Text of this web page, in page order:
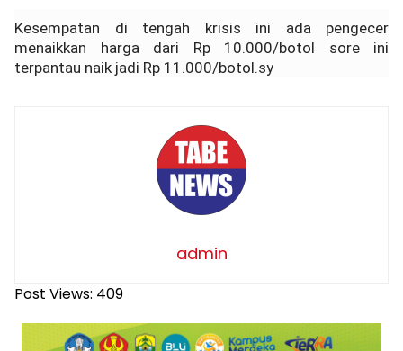
Kesempatan di tengah krisis ini ada pengecer
menaikkan harga dari Rp 10.000/botol sore ini
terpantau naik jadi Rp 11.000/botol.sy
admin
Post Views: 409